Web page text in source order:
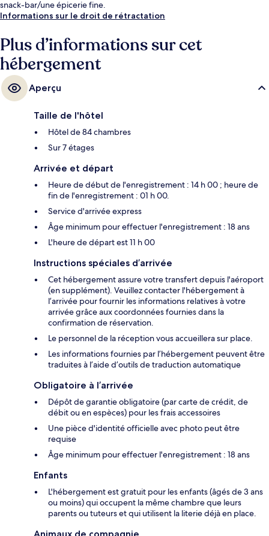
snack-bar/une épicerie fine.
Informations sur le droit de rétractation
Plus d’informations sur cet
hébergement
Aperçu
Taille de l'hôtel
Hôtel de 84 chambres
Sur 7 étages
Arrivée et départ
Heure de début de l'enregistrement : 14 h 00 ; heure de
fin de l'enregistrement : 01 h 00.
Service d'arrivée express
Âge minimum pour effectuer l'enregistrement : 18 ans
L'heure de départ est 11 h 00
Instructions spéciales d’arrivée
Cet hébergement assure votre transfert depuis l'aéroport
(en supplément). Veuillez contacter l'hébergement à
l’arrivée pour fournir les informations relatives à votre
arrivée grâce aux coordonnées fournies dans la
confirmation de réservation.
Le personnel de la réception vous accueillera sur place.
Les informations fournies par l’hébergement peuvent être
traduites à l’aide d’outils de traduction automatique
Obligatoire à l’arrivée
Dépôt de garantie obligatoire (par carte de crédit, de
débit ou en espèces) pour les frais accessoires
Une pièce d'identité officielle avec photo peut être
requise
Âge minimum pour effectuer l'enregistrement : 18 ans
Enfants
L'hébergement est gratuit pour les enfants (âgés de 3 ans
ou moins) qui occupent la même chambre que leurs
parents ou tuteurs et qui utilisent la literie déjà en place.